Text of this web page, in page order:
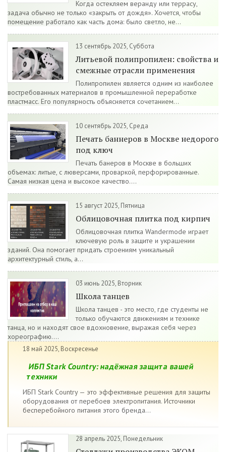
Когда остекляем веранду или террасу,
задача обычно не только «закрыть от дождя». Хочется, чтобы
помещение работало как часть дома: было светло, не...
13 сентябрь 2025, Суббота
Литьевой полипропилен: свойства и
смежные отрасли применения
Полипропилен является одним из наиболее
востребованных материалов в промышленной переработке
пластмасс. Его популярность объясняется сочетанием...
10 сентябрь 2025, Среда
Печать баннеров в Москве недорого
под ключ
Печать банеров в Москве в больших
объемах: литые, с люверсами, проваркой, перфорированные.
Самая низкая цена и высокое качество....
15 август 2025, Пятница
Облицовочная плитка под кирпич
Облицовочная плитка Wandermode играет
ключевую роль в защите и украшении
зданий. Она помогает придать строениям уникальный
архитектурный стиль, а...
03 июнь 2025, Вторник
Школа танцев
Школа танцев - это место, где студенты не
только обучаются движениям и технике
танца, но и находят свое вдохновение, выражая себя через
хореографию....
18 май 2025, Воскресенье
ИБП Stark Country: надёжная защита вашей
техники
ИБП Stark Country — это эффективные решения для защиты
оборудования от перебоев электропитания. Источники
бесперебойного питания этого бренда...
28 апрель 2025, Понедельник